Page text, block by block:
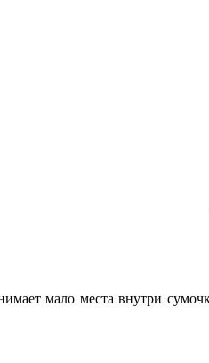
мало места внутри